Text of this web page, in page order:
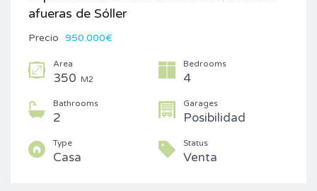
afueras de Sóller
Precio 950.000€
Area
350 M2
Bedrooms
4
Bathrooms
2
Garages
Posibilidad
Type
Casa
Status
Venta